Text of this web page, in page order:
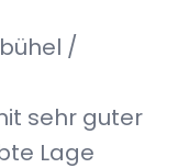
/
sehr guter
Lage